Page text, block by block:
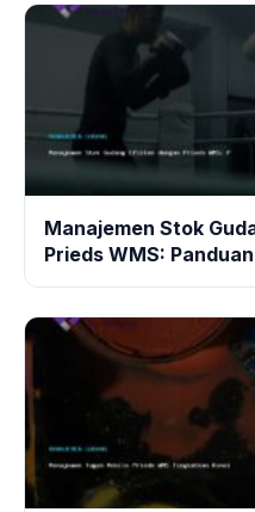
Manajemen Stok
Prieds WMS: